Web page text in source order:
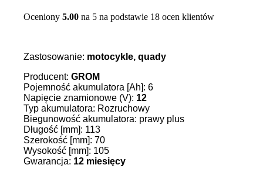
Oceniony 5.00 na 5 na podstawie 18 ocen klientów
Zastosowanie: motocykle, quady
Producent: GROM
Pojemność akumulatora [Ah]: 6
Napięcie znamionowe (V): 12
Typ akumulatora: Rozruchowy
Biegunowość akumulatora: prawy plus
Długość [mm]: 113
Szerokość [mm]: 70
Wysokość [mm]: 105
Gwarancja: 12 miesięcy